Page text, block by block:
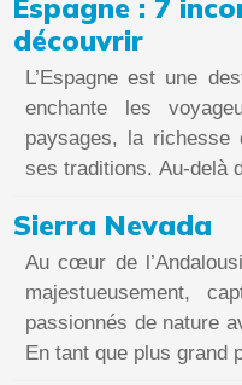
Espagne : 7
découvrir
L’Espagne est une
enchante les
paysages, la
ses traditions. Au-delà
Sierra Nevada
Au cœur de
majestueusement,
passionnés de nature
En tant que plus grand